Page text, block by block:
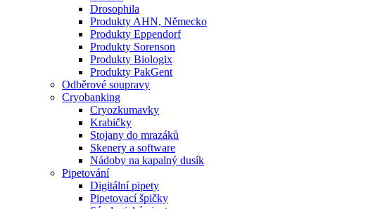
Drosophila
Produkty AHN, Německo
Produkty Eppendorf
Produkty Sorenson
Produkty Biologix
Produkty PakGent
Odběrové soupravy
Cryobanking
Cryozkumavky
Krabičky
Stojany do mrazáků
Skenery a software
Nádoby na kapalný dusík
Pipetování
Digitální pipety
Pipetovací špičky